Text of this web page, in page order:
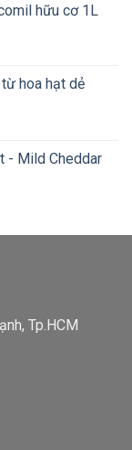
VND
hữu cơ 1L
hoa hạt dẻ
- Mild Cheddar
Tp.HCM